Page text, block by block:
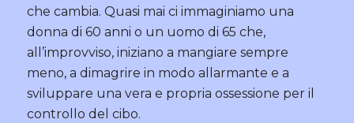
che cambia. Quasi mai ci immaginiamo una
donna di 60 anni o un uomo di 65 che,
all’improvviso, iniziano a mangiare sempre
meno, a dimagrire in modo allarmante e a
sviluppare una vera e propria ossessione per il
controllo del cibo.